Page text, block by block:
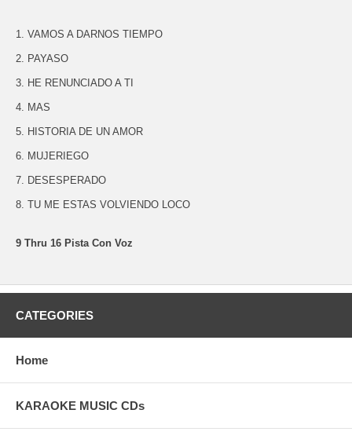
1. VAMOS A DARNOS TIEMPO
2. PAYASO
3. HE RENUNCIADO A TI
4. MAS
5. HISTORIA DE UN AMOR
6. MUJERIEGO
7. DESESPERADO
8. TU ME ESTAS VOLVIENDO LOCO
9 Thru 16 Pista Con Voz
CATEGORIES
Home
KARAOKE MUSIC CDs